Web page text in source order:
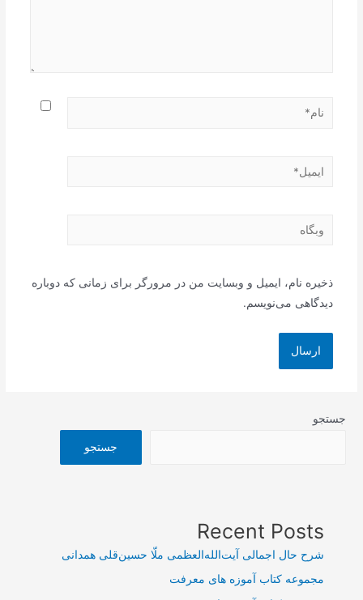
نام*
ایمیل*
وبگاه
ذخیره نام، ایمیل و وبسایت من در مرورگر برای زمانی که دوباره
دیدگاهی می‌نویسم.
جستجو
جستجو
Recent Posts
شرح حال اجمالی آیت‌الله‌العظمی ملّا حسین‌قلی همدانی
مجموعه کتاب آموزه های معرفت